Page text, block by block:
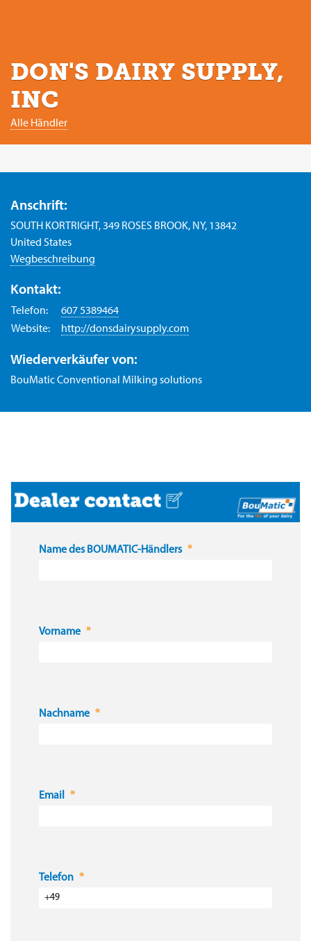
DON'S DAIRY SUPPLY,
INC
Alle Händler
Anschrift:
SOUTH KORTRIGHT, 349 ROSES BROOK, NY, 13842
United States
Wegbeschreibung
Kontakt:
Telefon:
607 5389464
Website:
http://donsdairysupply.com
Wiederverkäufer von:
BouMatic Conventional Milking solutions
Name des BOUMATIC-Händlers
Vorname
Nachname
Email
Telefon